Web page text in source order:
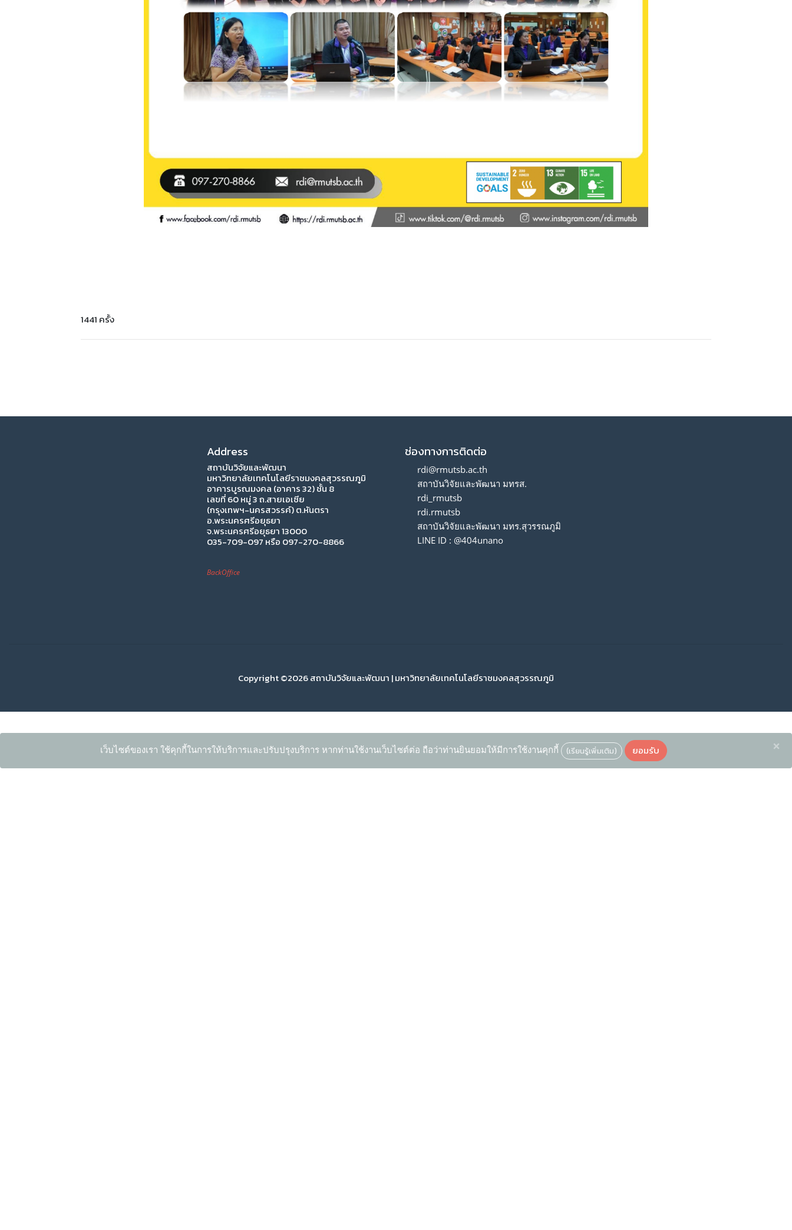
1441 ครั้ง
Address
สถาบันวิจัยและพัฒนา
มหาวิทยาลัยเทคโนโลยีราชมงคลสุวรรณภูมิ
อาคารบูรณมงคล (อาคาร 32) ชั้น 8
เลขที่ 60 หมู่ 3 ถ.สายเอเซีย
(กรุงเทพฯ-นครสวรรค์) ต.หันตรา
อ.พระนครศรีอยุธยา
จ.พระนครศรีอยุธยา 13000
035-709-097 หรือ 097-270-8866
BackOffice
ช่องทางการติดต่อ
rdi@rmutsb.ac.th
สถาบันวิจัยและพัฒนา มทรส.
rdi_rmutsb
rdi.rmutsb
สถาบันวิจัยและพัฒนา มทร.สุวรรณภูมิ
LINE ID : @404unano
Copyright ©2026 สถาบันวิจัยและพัฒนา | มหาวิทยาลัยเทคโนโลยีราชมงคลสุวรรณภูมิ
เว็บไซต์ของเรา ใช้คุกกี้ในการให้บริการและปรับปรุงบริการ หากท่านใช้งานเว็บไซต์ต่อ ถือว่าท่านยินยอมให้มีการใช้งานคุกกี้ (เรียนรู้เพิ่มเติม) ยอมรับ ×